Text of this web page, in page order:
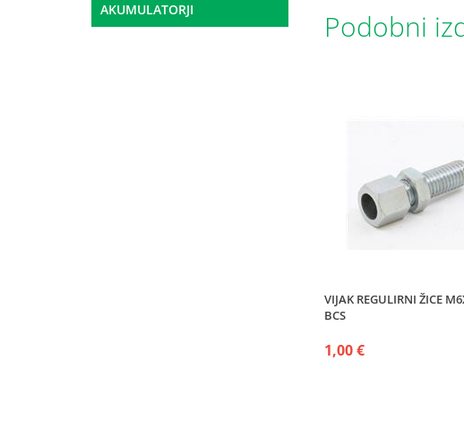
AKUMULATORJI Podobni
VIJAK REGULIRNI ŽICE
BCS
1,00 €